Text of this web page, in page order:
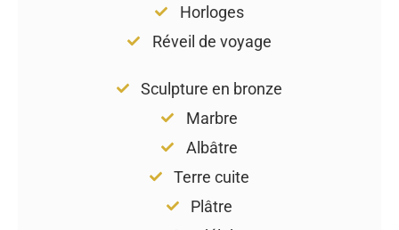
Horloges
Réveil de voyage
Sculpture en bronze
Marbre
Albâtre
Terre cuite
Plâtre